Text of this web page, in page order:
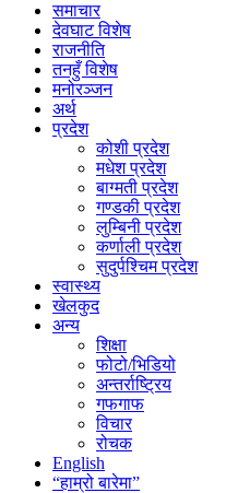
समाचार
देवघाट विशेष
राजनीति
तनहुँ विशेष
मनोरञ्जन
अर्थ
प्रदेश
कोशी प्रदेश
मधेश प्रदेश
बाग्मती प्रदेश
गण्डकी प्रदेश
लुम्बिनी प्रदेश
कर्णाली प्रदेश
सुदुर्पश्चिम प्रदेश
स्वास्थ्य
खेलकुद
अन्य
शिक्षा
फोटो/भिडियो
अन्तर्राष्ट्रिय
गफगाफ
विचार
रोचक
English
“हाम्रो बारेमा”